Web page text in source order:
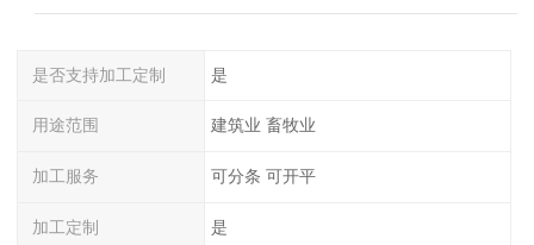
是否支持加工定制 是
用途范围 建筑业 畜牧业
加工服务 可分条 可开平
加工定制 是